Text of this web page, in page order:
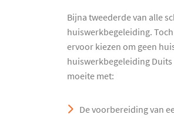
Bijna tweederde van alle
huiswerkbegeleiding.
ervoor kiezen om geen
huiswerkbegeleiding
moeite met:
De voorbereiding van